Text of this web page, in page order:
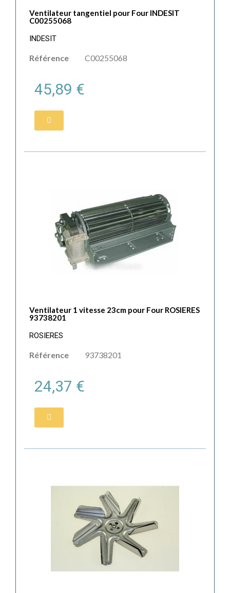
Ventilateur tangentiel pour Four INDESIT
C00255068
INDESIT
Référence C00255068
45,89 €
Ventilateur 1 vitesse 23cm pour Four ROSIERES
93738201
ROSIERES
Référence 93738201
24,37 €